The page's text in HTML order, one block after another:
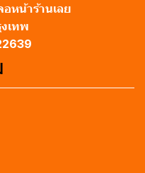
หน้าร้านเลย
เทพ